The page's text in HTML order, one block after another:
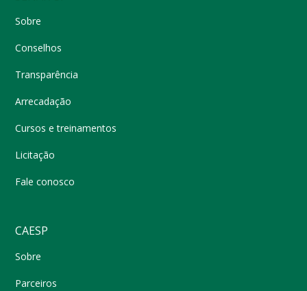
Sobre
Conselhos
Transparência
Arrecadação
Cursos e treinamentos
Licitação
Fale conosco
CAESP
Sobre
Parceiros